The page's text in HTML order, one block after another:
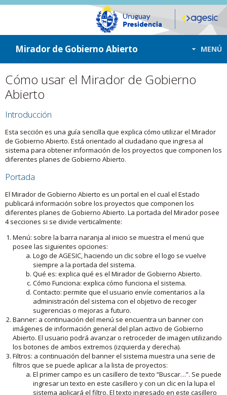
ir a contenido
ir al menú
Mirador de Gobierno Abierto MENÚ
Cómo usar el Mirador de Gobierno
Abierto
Introducción
Esta sección es una guía sencilla que explica cómo utilizar el Mirador
de Gobierno Abierto. Está orientado al ciudadano que ingresa al
sistema para obtener información de los proyectos que componen los
diferentes planes de Gobierno Abierto.
Portada
El Mirador de Gobierno Abierto es un portal en el cual el Estado
publicará información sobre los proyectos que componen los
diferentes planes de Gobierno Abierto. La portada del Mirador posee
4 secciones si se divide verticalmente:
Menú: sobre la barra naranja al inicio se muestra el menú que
posee las siguientes opciones:
Logo de AGESIC, haciendo un clic sobre el logo se vuelve
siempre a la portada del sistema.
Qué es: explica qué es el Mirador de Gobierno Abierto.
Cómo Funciona: explica cómo funciona el sistema.
Contacto: permite que el usuario envíe comentarios a la
administración del sistema con el objetivo de recoger
sugerencias o mejoras a futuro.
Banner: a continuación del menú se encuentra un banner con
imágenes de información general del plan activo de Gobierno
Abierto. El usuario podrá avanzar o retroceder de imagen utilizando
los botones de ambos extremos (izquierda y derecha).
Filtros: a continuación del banner el sistema muestra una serie de
filtros que se puede aplicar a la lista de proyectos:
El primer campo es un casillero de texto “Buscar…”. Se puede
ingresar un texto en este casillero y con un clic en la lupa el
sistema aplicará el filtro. El texto ingresado en este casillero